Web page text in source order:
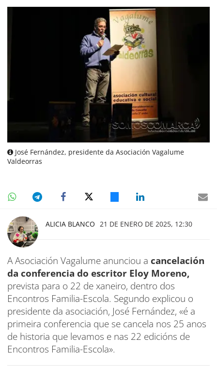
José Fernández, presidente da Asociación Vagalume
Valdeorras
ALICIA BLANCO 21 DE ENERO DE 2025, 12:30
A Asociación Vagalume anunciou a cancelación
da conferencia do escritor Eloy Moreno,
prevista para o 22 de xaneiro, dentro dos
Encontros Familia-Escola. Segundo explicou o
presidente da asociación, José Fernández, «é a
primeira conferencia que se cancela nos 25 anos
de historia que levamos e nas 22 edicións de
Encontros Familia-Escola».